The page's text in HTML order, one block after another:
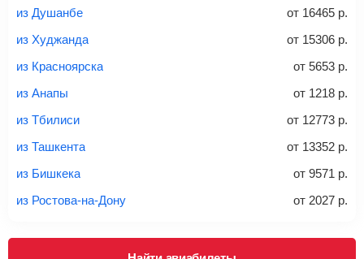
*При необходимости багаж оплачивается отдельно при
правило, сразу купить билет с багажом дешевле, чем
Важно:При покупке билета рекомендуем внимательно
проверять на официальном сайте продавца, включен ли
багаж в стоимость.
Подробная информация о перевозке багажа и его габаритах
из Душанбе
от 16465 р.
из Худжанда
от 15306 р.
из Красноярска
от 5653 р.
из Анапы
от 1218 р.
из Тбилиси
от 12773 р.
из Ташкента
от 13352 р.
из Бишкека
от 9571 р.
из Ростова-на-Дону
от 2027 р.